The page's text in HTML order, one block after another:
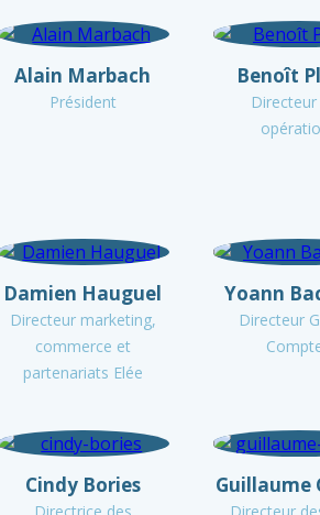
Alain Marbach
Président
Benoît
Directeur
Damien Hauguel
Directeur marketing,
commerce et
partenariats Elée
Yoann
Directeur
Cindy Bories Guillaume